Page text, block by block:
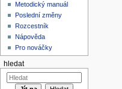
Metodický manuál
Poslední změny
Rozcestník
Nápověda
Pro nováčky
hledat